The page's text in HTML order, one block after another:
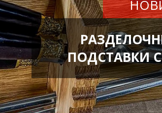
ПОДСТАВКИ